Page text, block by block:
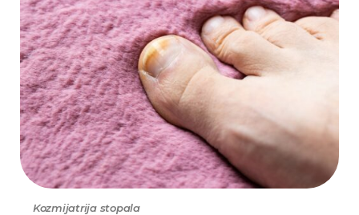
Kozmijatrija stopala